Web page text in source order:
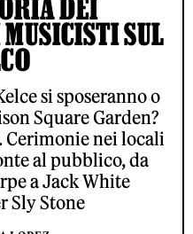
DEI
SUL
si sposeranno o
Square Garden?
nei locali
al pubblico, da
a Jack White
Sly Stone